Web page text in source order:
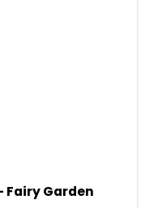
Garden